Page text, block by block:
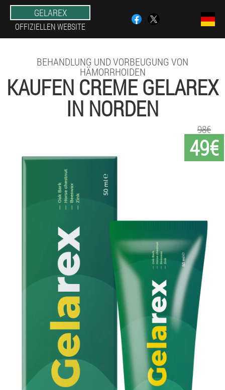
GELAREX
OFFIZIELLEN WEBSITE
BEHANDLUNG UND VORBEUGUNG VON
HÄMORRHOIDEN
KAUFEN CREME GELAREX
IN NORDEN
49€
98€